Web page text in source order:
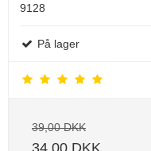
9128
På lager
39,00 DKK
34,00 DKK